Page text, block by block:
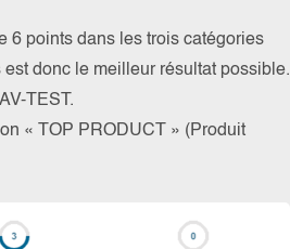
6 points dans les trois catégories
donc le meilleur résultat possible.
TEST.
« TOP PRODUCT » (Produit